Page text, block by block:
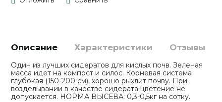
Описание Характеристики Отзывы
Один из лучших сидератов для кислых почв. Зеленая
масса идет на компост и силос. Корневая система
глубокая (150-200 см), хорошо рыхлит почву. При
возделывании в качестве сидерата цветение не
допускается. НОРМА ВЫСЕВА: 0,3-0,5кг на сотку.